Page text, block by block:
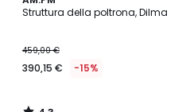
Struttura della poltrona, Dilma
459,00 €
390,15 € -15%
/ 5